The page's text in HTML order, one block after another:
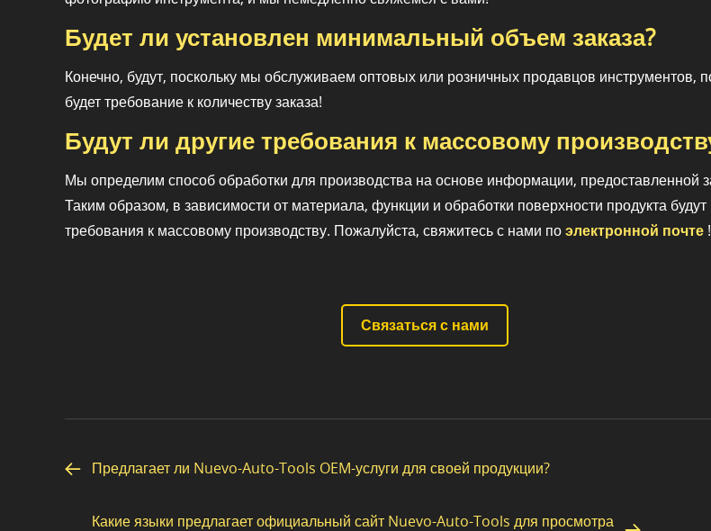
Будет ли установлен минимальный объем заказа?
Конечно, будут, поскольку мы обслуживаем оптовых или розничных продавцов инструментов,
будет требование к количеству заказа!
Будут ли другие требования к массовому
Мы определим способ обработки для производства на основе информации, предоставленной
Таким образом, в зависимости от материала, функции и обработки поверхности продукта
требования к массовому производству. Пожалуйста, свяжитесь с нами поэлектронной почте !
Связаться с нами
Предлагает ли Nuevo-Auto-Tools OEM-услуги для своей продукции?
Какие языки предлагает официальный сайт Nuevo-Auto-Tools для просмотра